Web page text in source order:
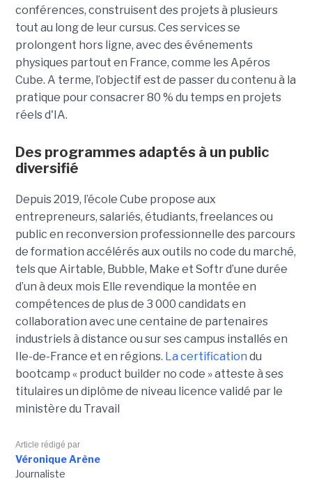
conférences, construisent des projets à plusieurs
tout au long de leur cursus. Ces services se
prolongent hors ligne, avec des événements
physiques partout en France, comme les Apéros
Cube. A terme, l’objectif est de passer du contenu à la
pratique pour consacrer 80 % du temps en projets
réels d'IA.
Des programmes adaptés à un public
diversifié
Depuis 2019, l’école Cube propose aux
entrepreneurs, salariés, étudiants, freelances ou
public en reconversion professionnelle des parcours
de formation accélérés aux outils no code du marché,
tels que Airtable, Bubble, Make et Softr d’une durée
d’un à deux mois Elle revendique la montée en
compétences de plus de 3 000 candidats en
collaboration avec une centaine de partenaires
industriels à distance ou sur ses campus installés en
Ile-de-France et en régions. La certification du
bootcamp « product builder no code » atteste à ses
titulaires un diplôme de niveau licence validé par le
ministère du Travail
Article rédigé par
Véronique Arène
Journaliste